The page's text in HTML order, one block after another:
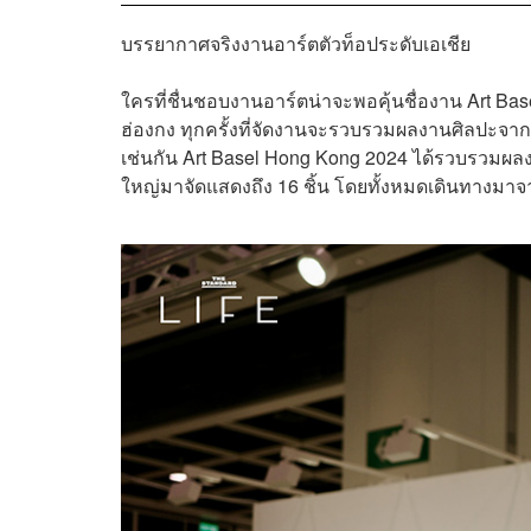
บรรยากาศจริงงานอาร์ตตัวท็อประดับเอเชีย
ใครที่ชื่นชอบงานอาร์ตน่าจะพอคุ้นชื่องาน Art
ฮ่องกง ทุกครั้งที่จัดงานจะรวบรวมผลงานศิลปะจ
เช่นกัน Art Basel Hong Kong 2024 ได้รวบรวม
ใหญ่มาจัดแสดงถึง 16 ชิ้น โดยทั้งหมดเดินทางมาจ